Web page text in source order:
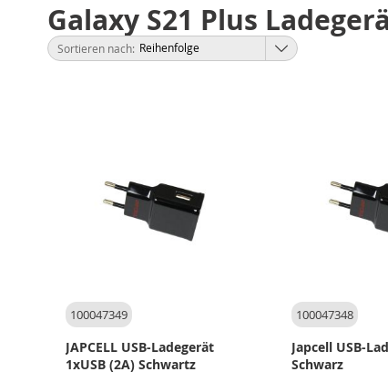
Galaxy S21 Plus
Sortieren nach
100047349
JAPCELL USB-Ladegerät
1xUSB (2A) Schwartz
100047348
Japcell USB-
Schwarz